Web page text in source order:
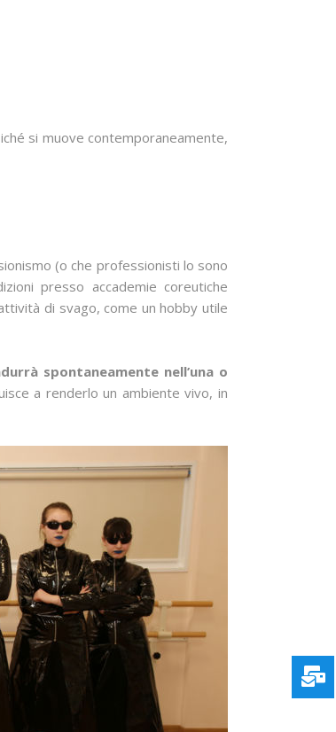
si muove contemporaneamente,
(o che professionisti lo sono
presso accademie coreutiche
di svago, come un hobby utile
spontaneamente nell’una o
a renderlo un ambiente vivo, in